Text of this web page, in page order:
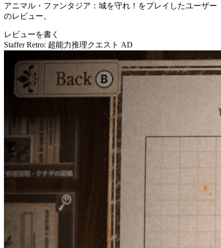
アニマル・ファンタジア：城を守れ！をプレイしたユーザー
のレビュー。
レビューを書く
Staffer Retro: 超能力推理クエスト AD